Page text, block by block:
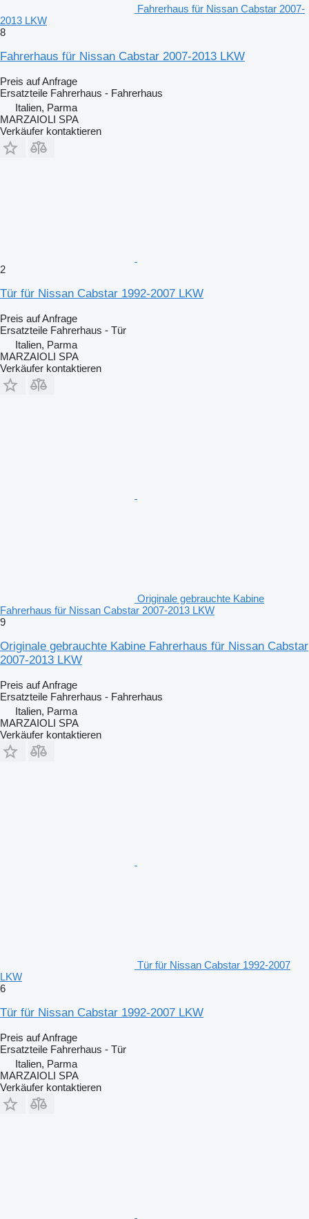
Fahrerhaus für Nissan Cabstar 2007-
2013 LKW
8
Fahrerhaus für Nissan Cabstar 2007-2013 LKW
Preis auf Anfrage
Ersatzteile Fahrerhaus - Fahrerhaus
Italien, Parma
MARZAIOLI SPA
Verkäufer kontaktieren
2
Tür für Nissan Cabstar 1992-2007 LKW
Preis auf Anfrage
Ersatzteile Fahrerhaus - Tür
Italien, Parma
MARZAIOLI SPA
Verkäufer kontaktieren
Originale gebrauchte Kabine
Fahrerhaus für Nissan Cabstar 2007-2013 LKW
9
Originale gebrauchte Kabine Fahrerhaus für Nissan Cabstar
2007-2013 LKW
Preis auf Anfrage
Ersatzteile Fahrerhaus - Fahrerhaus
Italien, Parma
MARZAIOLI SPA
Verkäufer kontaktieren
Tür für Nissan Cabstar 1992-2007
LKW
6
Tür für Nissan Cabstar 1992-2007 LKW
Preis auf Anfrage
Ersatzteile Fahrerhaus - Tür
Italien, Parma
MARZAIOLI SPA
Verkäufer kontaktieren